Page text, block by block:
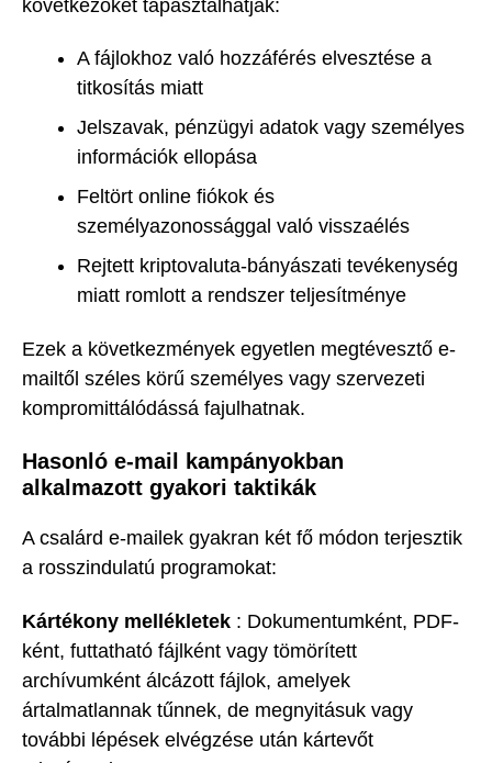
következőket tapasztalhatják:
A fájlokhoz való hozzáférés elvesztése a
titkosítás miatt
Jelszavak, pénzügyi adatok vagy személyes
információk ellopása
Feltört online fiókok és
személyazonossággal való visszaélés
Rejtett kriptovaluta-bányászati tevékenység
miatt romlott a rendszer teljesítménye
Ezek a következmények egyetlen megtévesztő e-
mailtől széles körű személyes vagy szervezeti
kompromittálódássá fajulhatnak.
Hasonló e-mail kampányokban
alkalmazott gyakori taktikák
A csalárd e-mailek gyakran két fő módon terjesztik
a rosszindulatú programokat:
Kártékony mellékletek : Dokumentumként, PDF-
ként, futtatható fájlként vagy tömörített
archívumként álcázott fájlok, amelyek
ártalmatlannak tűnnek, de megnyitásuk vagy
további lépések elvégzése után kártevőt